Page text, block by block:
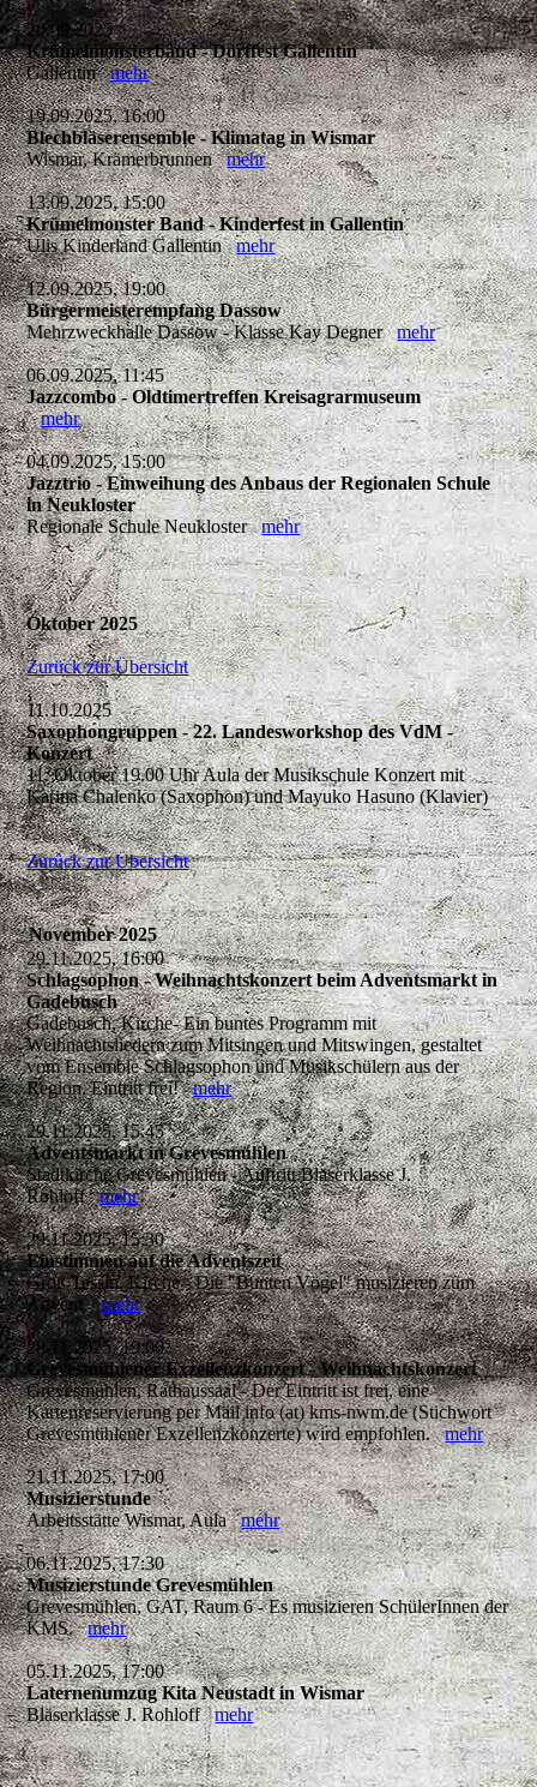
20.09.2025
Krümelmonsterband - Dorffest Gallentin
Gallentinmehr
19.09.2025, 16:00
Blechbläserensemble - Klimatag in Wismar
Wismar, Krämerbrunnenmehr
13.09.2025, 15:00
Krümelmonster Band - Kinderfest in Gallentin
Ulis Kinderland Gallentinmehr
12.09.2025, 19:00
Bürgermeisterempfang Dassow
Mehrzweckhalle Dassow - Klasse Kay Degnermehr
06.09.2025, 11:45
Jazzcombo - Oldtimertreffen Kreisagrarmuseum
mehr
04.09.2025, 15:00
Jazztrio - Einweihung des Anbaus der Regionalen Schule
in Neukloster
Regionale Schule Neuklostermehr
Oktober 2025
Zurück zur Übersicht
11.10.2025
Saxophongruppen - 22. Landesworkshop des VdM -
Konzert
11. Oktober 19.00 Uhr Aula der Musikschule Konzert mit
Karina Chalenko (Saxophon) und Mayuko Hasuno (Klavier)
Zurück zur Übersicht
November 2025
29.11.2025, 16:00
Schlagsophon - Weihnachtskonzert beim Adventsmarkt in
Gadebusch
Gadebusch, Kirche- Ein buntes Programm mit
Weihnachtsliedern zum Mitsingen und Mitswingen, gestaltet
vom Ensemble Schlagsophon und Musikschülern aus der
Region. Eintritt frei!mehr
29.11.2025, 15:45
Adventsmarkt in Grevesmühlen
Stadtkirche Grevesmühlen - Auftritt Bläserklasse J.
Rohloffmehr
29.11.2025, 15:30
Einstimmen auf die Adventszeit
Groß Tessin, Kirche - Die "Bunten Vögel" musizieren zum
Advent.mehr
28.11.2025, 19:00
Grevesmühlener Exzellenzkonzert - Weihnachtskonzert
Grevesmühlen, Rathaussaal - Der Eintritt ist frei, eine
Kartenreservierung per Mail info (at) kms-nwm.de (Stichwort
Grevesmühlener Exzellenzkonzerte) wird empfohlen.mehr
21.11.2025, 17:00
Musizierstunde
Arbeitsstätte Wismar, Aulamehr
06.11.2025, 17:30
Musizierstunde Grevesmühlen
Grevesmühlen, GAT, Raum 6 - Es musizieren SchülerInnen der
KMS.mehr
05.11.2025, 17:00
Laternenumzug Kita Neustadt in Wismar
Bläserklasse J. Rohloffmehr